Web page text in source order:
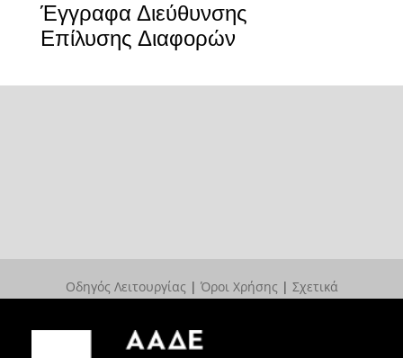
Έγγραφα Διεύθυνσης
Επίλυσης Διαφορών
Οδηγός Λειτουργίας | Όροι Χρήσης | Σχετικά